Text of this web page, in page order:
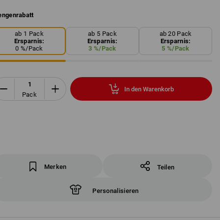
ab 1 Pack
Ersparnis:
0 %/Pack
ab 5 Pack
Ersparnis:
3 %/Pack
ab 20 Pack
Ersparnis:
5 %/Pack
Pack
In den Warenkorb
Merken Teilen
Personalisieren